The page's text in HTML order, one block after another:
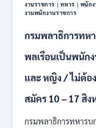
งานราชการ | ทหาร | พนักง
งานพนักงานราชการ
กรมพลาธิการทห
พลเรือนเป็นพนัก
และ หญิง / ไม่ต้อ
สมัคร 10 – 17 สิ
กรมพลาธิการทหารบ